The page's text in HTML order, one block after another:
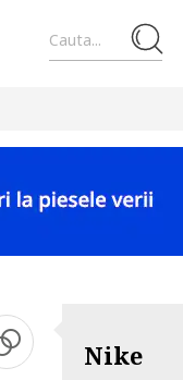
Cauta...
Nike